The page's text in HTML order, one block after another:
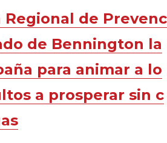
Regional de Prevenc
de Bennington la
para animar a lo
a prosperar sin c